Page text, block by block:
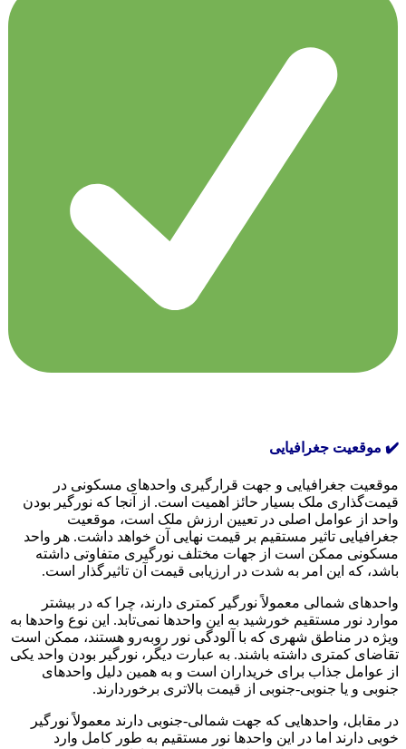
✔️ موقعیت جغرافیایی
موقعیت جغرافیایی و جهت قرارگیری واحدهای مسکونی در
قیمت‌گذاری ملک بسیار حائز اهمیت است. از آنجا که نورگیر بودن
واحد از عوامل اصلی در تعیین ارزش ملک است، موقعیت
جغرافیایی تاثیر مستقیم بر قیمت نهایی آن خواهد داشت. هر واحد
مسکونی ممکن است از جهات مختلف نورگیری متفاوتی داشته
باشد، که این امر به شدت در ارزیابی قیمت آن تاثیرگذار است.
واحدهای شمالی معمولاً نورگیر کمتری دارند، چرا که در بیشتر
موارد نور مستقیم خورشید به این واحدها نمی‌تابد. این نوع واحدها به
ویژه در مناطق شهری که با آلودگی نور روبه‌رو هستند، ممکن است
تقاضای کمتری داشته باشند. به عبارت دیگر، نورگیر بودن واحد یکی
از عوامل جذاب برای خریداران است و به همین دلیل واحدهای
جنوبی و یا جنوبی-جنوبی از قیمت بالاتری برخوردارند.
در مقابل، واحدهایی که جهت شمالی-جنوبی دارند معمولاً نورگیر
خوبی دارند اما در این واحدها نور مستقیم به طور کامل وارد